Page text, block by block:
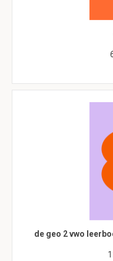
de geo 2 vwo